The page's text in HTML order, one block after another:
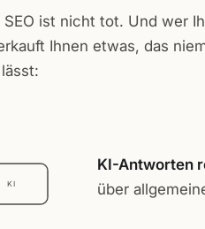
ist nicht tot. Und wer
Ihnen etwas, das
KI
KI-Antworten
über